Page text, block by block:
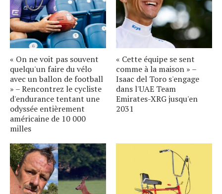
« On ne voit pas souvent
quelqu'un faire du vélo
avec un ballon de football
» – Rencontrez le cycliste
d'endurance tentant une
odyssée entièrement
américaine de 10 000
milles
« Cette équipe se sent
comme à la maison » –
Isaac del Toro s'engage
dans l'UAE Team
Emirates-XRG jusqu'en
2031